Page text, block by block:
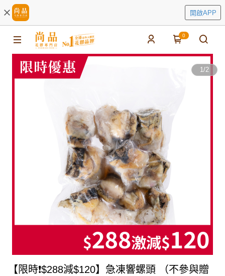
開啟APP
0
1/2
【限時❗$288減$120】急凍響螺頭 （不參與贈